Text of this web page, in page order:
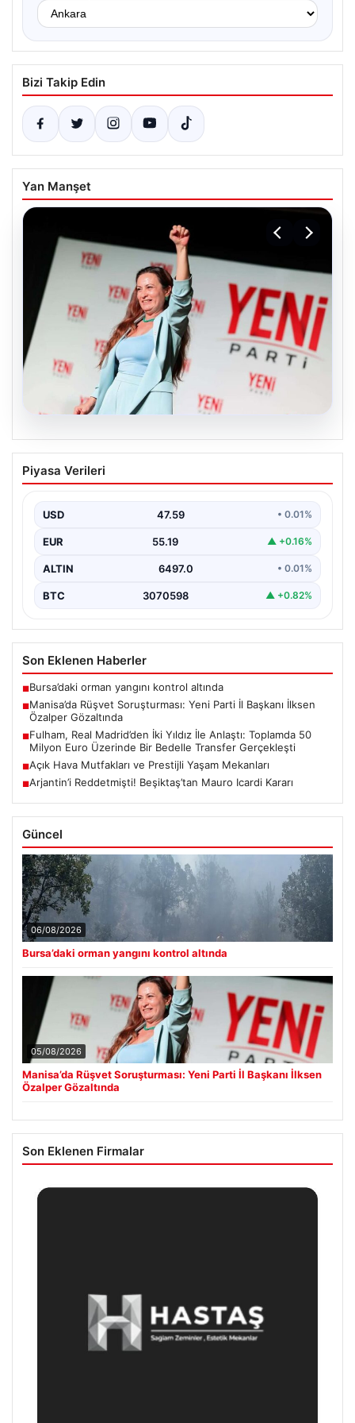
Bizi Takip Edin
Yan Manşet
Manisa’da Rüşvet Soruşturması: Yeni
Parti İl Başkanı İlksen Özalper
Manisa'da yaşanan rüşvet operasyonu kapsamında
gözaltına…
Piyasa Verileri
USD 47.59 • 0.01%
EUR 55.19 ▲ +0.16%
ALTIN 6497.0 • 0.01%
BTC 3070598 ▲ +0.82%
Son Eklenen Haberler
■Bursa’daki orman yangını kontrol altında
■Manisa’da Rüşvet Soruşturması: Yeni Parti İl Başkanı İlksen
Özalper Gözaltında
■Fulham, Real Madrid’den İki Yıldız İle Anlaştı: Toplamda 50
Milyon Euro Üzerinde Bir Bedelle Transfer Gerçekleşti
■Açık Hava Mutfakları ve Prestijli Yaşam Mekanları
■Arjantin’i Reddetmişti! Beşiktaş’tan Mauro Icardi Kararı
Güncel
06/08/2026
Bursa’daki orman yangını kontrol altında
05/08/2026
Manisa’da Rüşvet Soruşturması: Yeni Parti İl Başkanı İlksen
Özalper Gözaltında
Son Eklenen Firmalar